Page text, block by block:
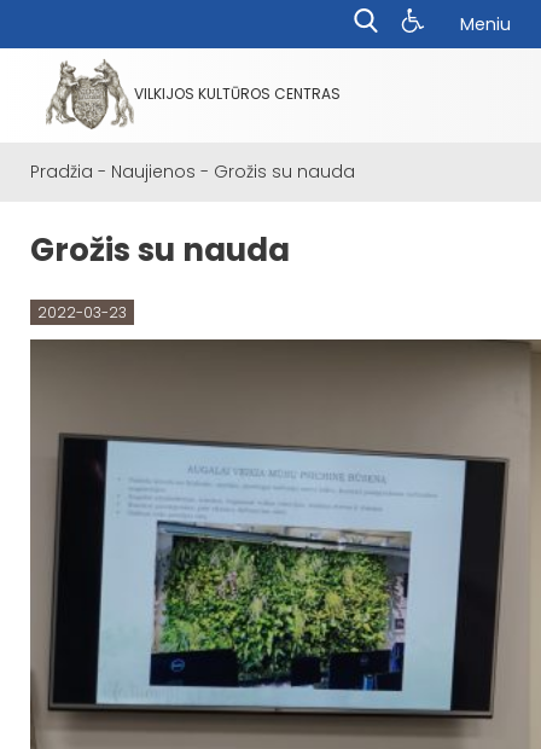
Meniu
VILKIJOS KULTŪROS CENTRAS
Pradžia - Naujienos - Grožis su nauda
Grožis su nauda
2022-03-23